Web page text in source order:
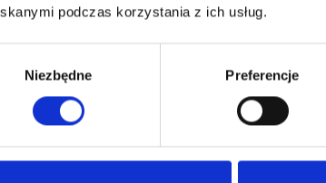
podczas korzystania z ich usług.
Niezbędne Preferencje
Czas realizacji
3-6 dni robocze